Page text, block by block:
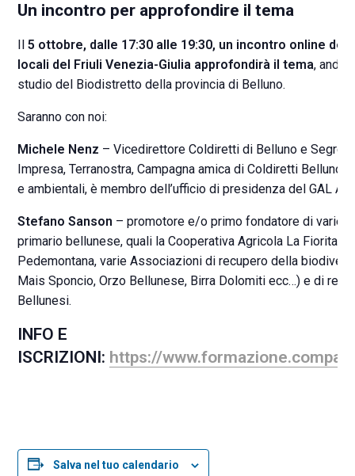
Un incontro per approfondire il tema
Il5 ottobre, dalle 17:30 alle 19:30, un incontro online
locali del Friuli Venezia-Giulia approfondirà il tema,
studio del Biodistretto della provincia di Belluno.
Saranno con noi:
Michele Nenz – Vicedirettore Coldiretti di Belluno e
Impresa, Terranostra, Campagna amica di Coldiretti
e ambientali, è membro dell’ufficio di presidenza del GAL
Stefano Sanson – promotore e/o primo fondatore di varie
primario bellunese, quali la Cooperativa Agricola La Fiorita,
Pedemontana, varie Associazioni di recupero della
Mais Sponcio, Orzo Bellunese, Birra Dolomiti ecc…) e di
Bellunesi.
INFO E
ISCRIZIONI: https://
Salva nel tuo calendario